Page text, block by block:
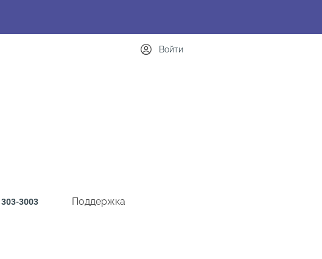
303-3003 Поддержка
Войти